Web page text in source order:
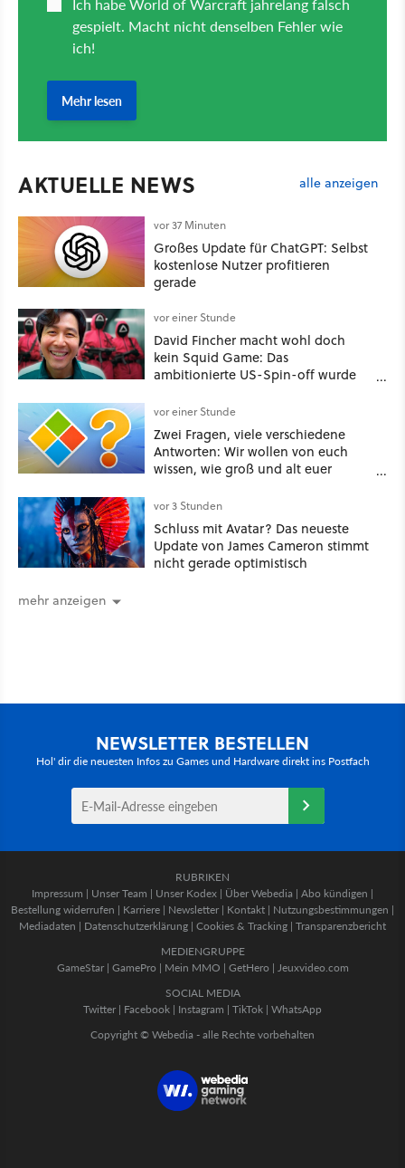
AKTUELLE NEWS alle anzeigen
vor 37 Minuten
Großes Update für ChatGPT: Selbst
kostenlose Nutzer profitieren
gerade
vor einer Stunde
David Fincher macht wohl doch
kein Squid Game: Das
ambitionierte US-Spin-off wurde
vor einer Stunde
Zwei Fragen, viele verschiedene
Antworten: Wir wollen von euch
wissen, wie groß und alt euer
vor 3 Stunden
Schluss mit Avatar? Das neueste
Update von James Cameron stimmt
nicht gerade optimistisch
mehr anzeigen
NEWSLETTER BESTELLEN
Hol' dir die neuesten Infos zu Games und Hardware direkt ins Postfach
RUBRIKEN
Impressum | Unser Team | Unser Kodex | Über Webedia | Abo kündigen |
Bestellung widerrufen | Karriere | Newsletter | Kontakt | Nutzungsbestimmungen |
Mediadaten | Datenschutzerklärung | Cookies & Tracking | Transparenzbericht
MEDIENGRUPPE
GameStar| GamePro | Mein MMO | GetHero | Jeuxvideo.com
SOCIAL MEDIA
Twitter | Facebook | Instagram | TikTok | WhatsApp
Copyright © Webedia - alle Rechte vorbehalten